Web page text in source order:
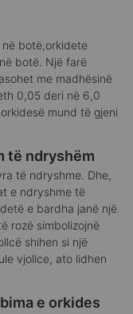
botë,orkidete
botë. Një farë
me madhësinë
0,05 deri në 6,0
mund të gjeni
të ndryshëm
të ndryshme. Dhe,
e ndryshme të
e bardha janë një
rozë simbolizojnë
shihen si një
vjollce, ato lidhen
e orkides